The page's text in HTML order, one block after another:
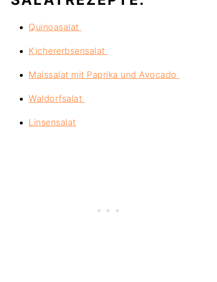
Quinoasalat
Kichererbsensalat
Maissalat mit Paprika und Avocado
Waldorfsalat
Linsensalat